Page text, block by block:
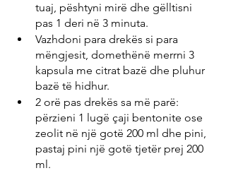
tuaj, pështyni mirë dhe gëlltisni
pas 1 deri në 3 minuta.
Vazhdoni para drekës si para
mëngjesit, domethënë merrni 3
kapsula me citrat bazë dhe pluhur
bazë të hidhur.
2 orë pas drekës sa më parë:
përzieni 1 lugë çaji bentonite ose
zeolit ​​në një gotë 200 ml dhe pini,
pastaj pini një gotë tjetër prej 200
ml.